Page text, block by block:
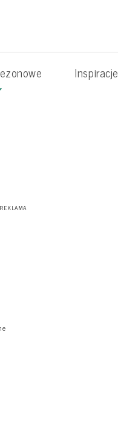
Inspiracje